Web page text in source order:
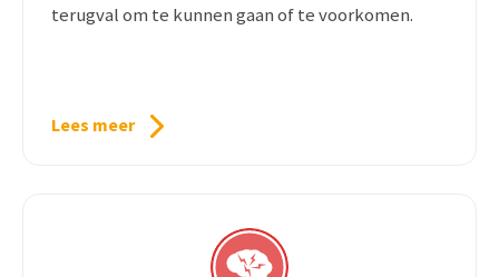
terugval om te kunnen gaan of te voorkomen.
Lees meer